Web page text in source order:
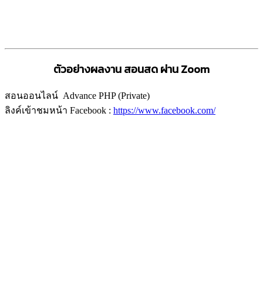
ตัวอย่างผลงาน สอนสดผ่านZoom
สอนออนไลน์ Advance PHP (Private)
ลิงค์เข้าชมหน้า Facebook : https://www.facebook.com/